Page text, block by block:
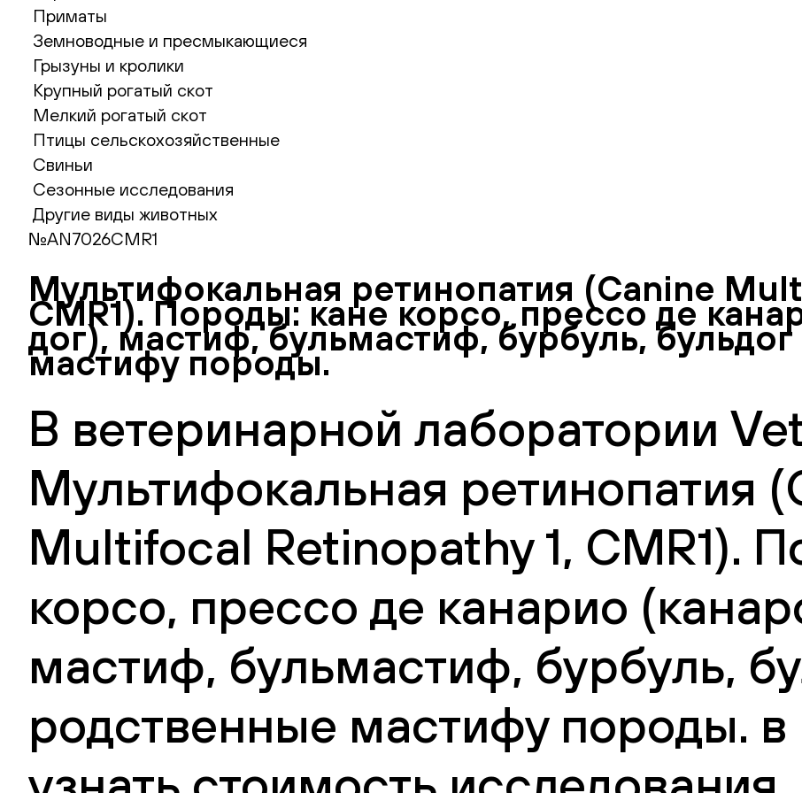
Приматы
Земноводные и пресмыкающиеся
Грызуны и кролики
Крупный рогатый скот
Мелкий рогатый скот
Птицы сельскохозяйственные
Свиньи
Сезонные исследования
Другие виды животных
№AN7026CMR1
Мультифокальная ретинопатия (Canine
CMR1). Породы: кане корсо, прессо де
дог), мастиф, бульмастиф, бурбуль,
мастифу породы.
В ветеринарной лаборатории
Мультифокальная ретинопатия
Multifocal Retinopathy 1, CMR1).
корсо, прессо де канарио
мастиф, бульмастиф, бурбуль,
родственные мастифу породы.